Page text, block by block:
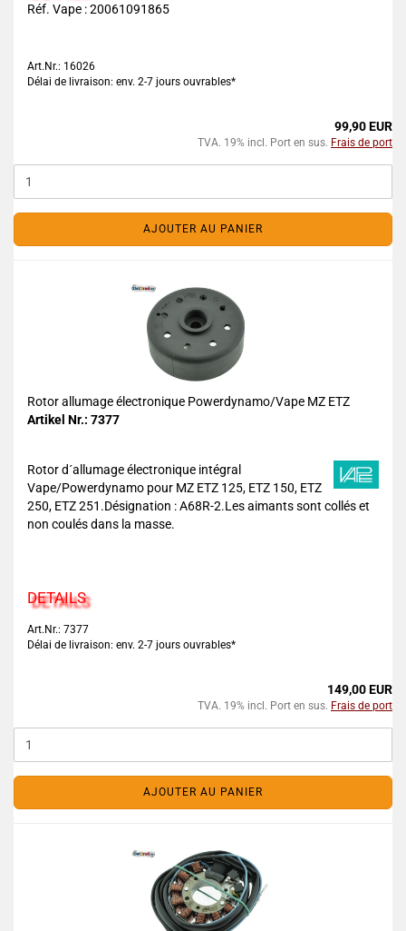
Réf. Vape : 20061091865
Art.Nr.: 16026
Délai de livraison: env. 2-7 jours ouvrables*
99,90 EUR
TVA. 19% incl. Port en sus. Frais de port
AJOUTER AU PANIER
Rotor allumage électronique Powerdynamo/Vape MZ ETZ
Artikel Nr.: 7377
Rotor d´allumage électronique intégral
Vape/Powerdynamo pour MZ ETZ 125, ETZ 150, ETZ
250, ETZ 251.Désignation : A68R-2.Les aimants sont collés et
non coulés dans la masse.
DETAILS
Art.Nr.: 7377
Délai de livraison: env. 2-7 jours ouvrables*
149,00 EUR
TVA. 19% incl. Port en sus. Frais de port
AJOUTER AU PANIER